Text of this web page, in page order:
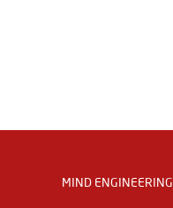
MIND ENGINEERING